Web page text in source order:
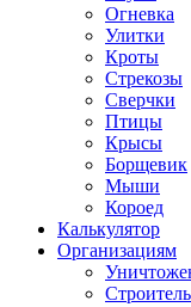
Огневка
Улитки
Кроты
Стрекозы
Сверчки
Птицы
Крысы
Борщевик
Мыши
Короед
Калькулятор
Организациям